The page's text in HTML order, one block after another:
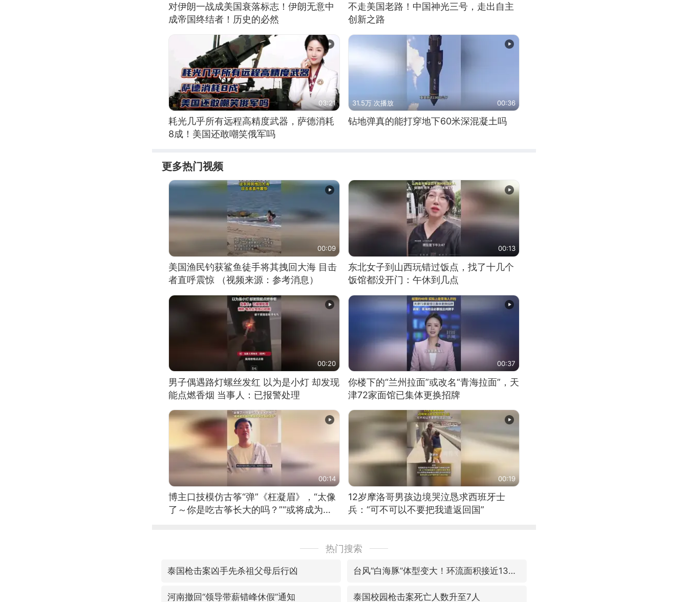
对伊朗一战成美国衰落标志！伊朗无意中
成帝国终结者！历史的必然
不走美国老路！中国神光三号，走出自主
创新之路
03:21
耗光几乎所有远程高精度武器，萨德消耗
8成！美国还敢嘲笑俄军吗
31.5万 次播放 00:36
钻地弹真的能打穿地下60米深混凝土吗
更多热门视频
00:09
美国渔民钓获鲨鱼徒手将其拽回大海 目击
者直呼震惊 （视频来源：参考消息）
00:13
东北女子到山西玩错过饭点，找了十几个
饭馆都没开门：午休到几点
00:20
男子偶遇路灯螺丝发红 以为是小灯 却发现
能点燃香烟 当事人：已报警处理
00:37
你楼下的“兰州拉面”或改名“青海拉面”，天
津72家面馆已集体更换招牌
00:14
博主口技模仿古筝“弹”《枉凝眉》，“太像
了～你是吃古筝长大的吗？”“或将成为首
00:19
12岁摩洛哥男孩边境哭泣恳求西班牙士
兵：“可不可以不要把我遣返回国”
热门搜索
泰国枪击案凶手先杀祖父母后行凶 台风“白海豚”体型变大！环流面积接近13个浙江那么大
河南撤回“领导带薪错峰休假”通知 泰国校园枪击案死亡人数升至7人